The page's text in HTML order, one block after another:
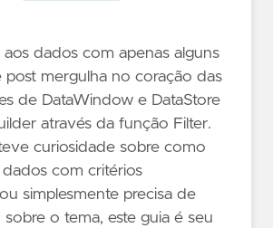
dados com apenas alguns
post mergulha no coração das
de DataWindow e DataStore
através da função Filter.
curiosidade sobre como
dados com critérios
simplesmente precisa de
sobre o tema, este guia é seu